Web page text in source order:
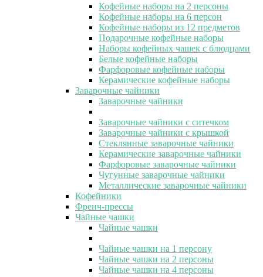
Кофейные наборы на 2 персоны
Кофейные наборы на 6 персон
Кофейные наборы из 12 предметов
Подарочные кофейные наборы
Наборы кофейных чашек с блюдцами
Белые кофейные наборы
Фарфоровые кофейные наборы
Керамические кофейные наборы
Заварочные чайники
Заварочные чайники
Заварочные чайники с ситечком
Заварочные чайники с крышкой
Стеклянные заварочные чайники
Керамические заварочные чайники
Фарфоровые заварочные чайники
Чугунные заварочные чайники
Металлические заварочные чайники
Кофейники
Френч-прессы
Чайные чашки
Чайные чашки
Чайные чашки на 1 персону
Чайные чашки на 2 персоны
Чайные чашки на 4 персоны